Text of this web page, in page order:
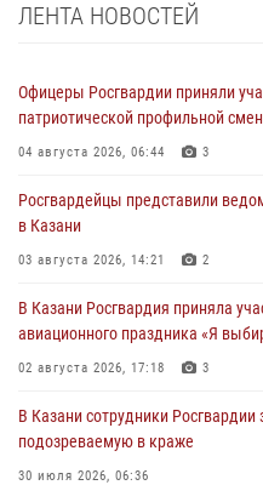
ЛЕНТА НОВОСТЕЙ
Офицеры Росгвардии приняли
патриотической профильной
04 августа 2026, 06:44 3
Росгвардейцы представили
в Казани
03 августа 2026, 14:21 2
В Казани Росгвардия приняла
авиационного праздника «Я
02 августа 2026, 17:18 3
В Казани сотрудники
подозреваемую в краже
30 июля 2026, 06:36